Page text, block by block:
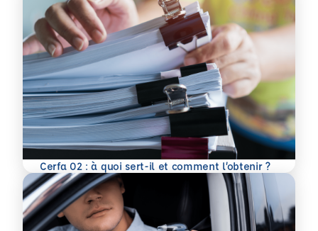
Cerfa 02 : à quoi sert-il et comment l’obtenir ?
En savoir plus